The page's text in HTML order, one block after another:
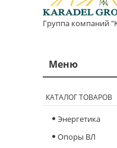
Группа компаний
КАТАЛОГ ТОВАРОВ
Энергетика
Опоры ВЛ